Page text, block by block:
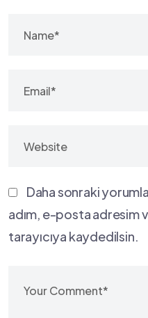
Daha sonraki
adım, e-posta adresim
tarayıcıya kaydedilsin.